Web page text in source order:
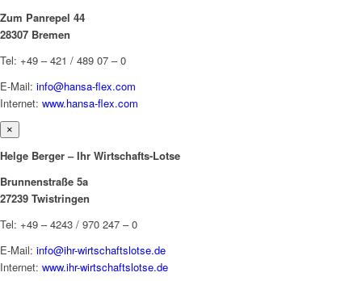
Zum Panrepel 44
28307 Bremen
Tel: +49 – 421 / 489 07 – 0
E-Mail: info@hansa-flex.com
Internet: www.hansa-flex.com
×
Helge Berger – Ihr Wirtschafts-Lotse
Brunnenstraße 5a
27239 Twistringen
Tel: +49 – 4243 / 970 247 – 0
E-Mail: info@ihr-wirtschaftslotse.de
Internet: www.ihr-wirtschaftslotse.de